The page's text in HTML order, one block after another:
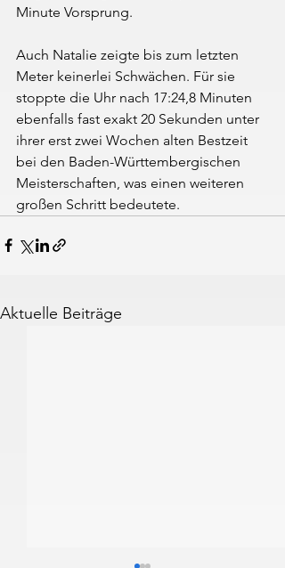
Minute Vorsprung.
Auch Natalie zeigte bis zum letzten
Meter keinerlei Schwächen. Für sie
stoppte die Uhr nach 17:24,8 Minuten
ebenfalls fast exakt 20 Sekunden unter
ihrer erst zwei Wochen alten Bestzeit
bei den Baden-Württembergischen
Meisterschaften, was einen weiteren
großen Schritt bedeutete.
Aktuelle Beiträge